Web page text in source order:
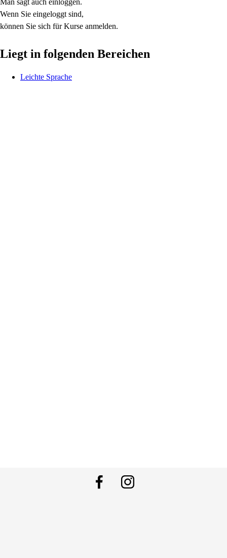
Man sagt auch einloggen.
Wenn Sie eingeloggt sind,
können Sie sich für Kurse anmelden.
Liegt in folgenden Bereichen
Leichte Sprache